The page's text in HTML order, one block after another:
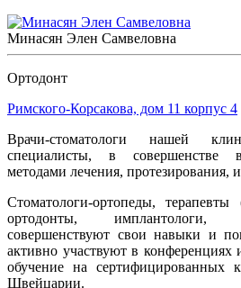
Минасян Элен Самвеловна
Ортодонт
Римского-Корсакова, дом 11 корпус 4
Врачи-стоматологи нашей
специалисты, в совершенстве
методами лечения, протезирования,
Стоматологи-ортопеды,
ортодонты, имплантологи,
совершенствуют свои навыки и
активно участвуют в конференциях
обучение на сертифицированных
Швейцарии.